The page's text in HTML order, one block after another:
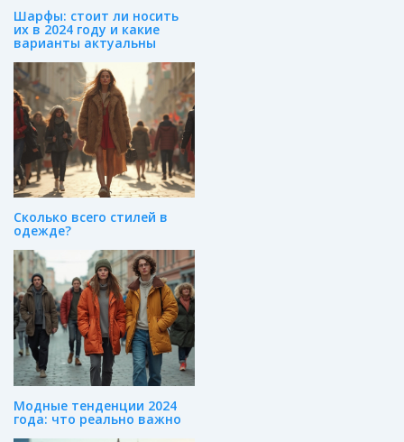
Шарфы: стоит ли носить
их в 2024 году и какие
варианты актуальны
Сколько всего стилей в
одежде?
Модные тенденции 2024
года: что реально важно